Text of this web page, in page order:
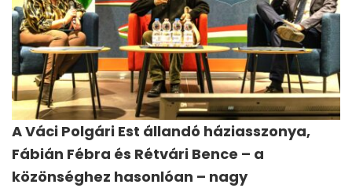
A Váci Polgári Est állandó háziasszonya,
Fábián Fébra és Rétvári Bence – a
közönséghez hasonlóan – nagy